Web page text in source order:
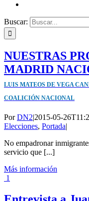
Buscar:
NUESTRAS
MADRID
LUIS MATEOS DE VEGA
COALICIÓN NACIONAL
PorDN2|2015-05-
Elecciones, Portada|
No empadronar
servicio que [...]
Más información
1